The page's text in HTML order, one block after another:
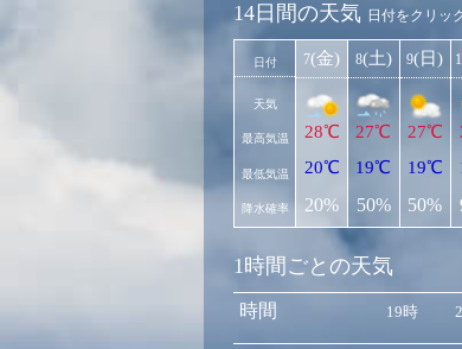
14日間の天気 日付をクリッ
日付
天気
最高気温
最低気温
降水確率
7(金)
28℃
20℃
20%
8(土)
27℃
19℃
50%
9(日)
27℃
19℃
50%
1時間ごとの天気
時間 19時